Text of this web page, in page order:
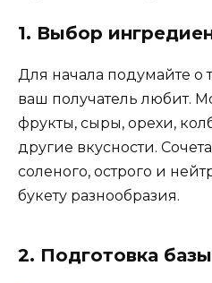
1. Выбор
Для начала подумайте о
ваш получатель любит.
фрукты, сыры, орехи,
другие вкусности.
соленого, острого и
букету разнообразия.
2. Подготовка базы